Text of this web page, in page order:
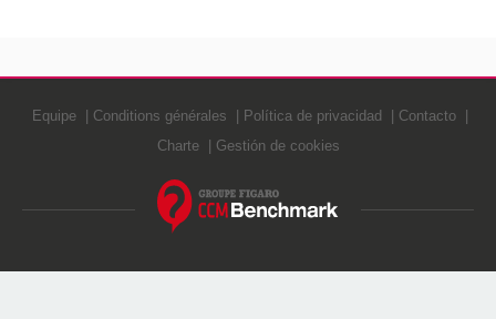
Equipe Conditions générales Política de privacidad
Contacto
Charte
Gestión de cookies